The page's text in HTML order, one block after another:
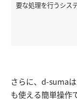
要な処理を行うシス
さらに、d-suma
も使える簡単操作